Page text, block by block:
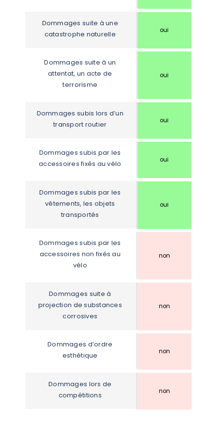
Dommages suite à une
catastrophe naturelle
oui
Dommages suite à un
attentat, un acte de
terrorisme
oui
Dommages subis lors d’un
transport routier
oui
Dommages subis par les
accessoires fixés au vélo
oui
Dommages subis par les
vêtements, les objets
transportés
oui
Dommages subis par les
accessoires non fixés au
vélo
non
Dommages suite à
projection de substances
corrosives
non
Dommages d’ordre
esthétique
non
Dommages lors de
compétitions
non